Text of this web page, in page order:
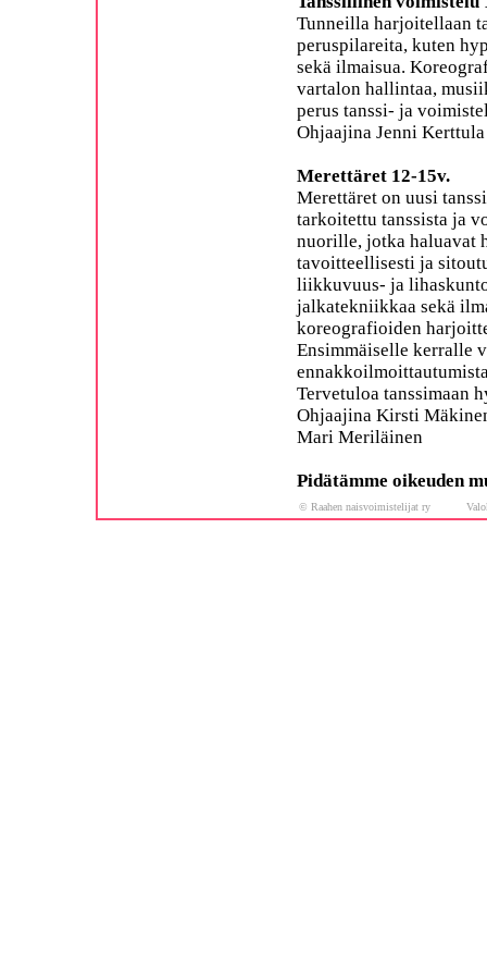
Tunneilla harjoitellaan
peruspilareita, kuten
sekä ilmaisua.
vartalon hallintaa,
perus tanssi- ja
Ohjaajina Jenni
Merettäret 12-15v.
Merettäret on uusi
tarkoitettu tanssista ja
nuorille, jotka haluavat
tavoitteellisesti ja
liikkuvuus- ja
jalkatekniikkaa sekä
koreografioiden
Ensimmäiselle kerralle
Tervetuloa tanssimaan
Ohjaajina Kirsti
Mari Meriläinen
Pidätämme oikeuden
© Raahen naisvoimistelijat ry